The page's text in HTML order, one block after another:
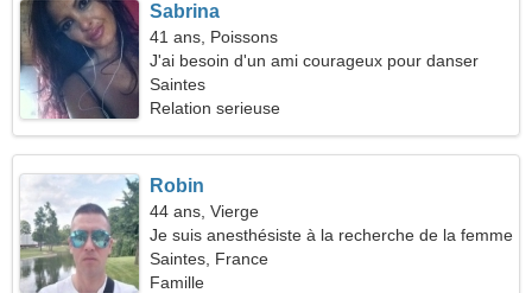
Sabrina
41 ans, Poissons
J'ai besoin d'un ami courageux pour danser
ensemble
Saintes
Relation serieuse
Robin
44 ans, Vierge
Je suis anesthésiste à la recherche de la femme
parfaite
Saintes, France
Famille